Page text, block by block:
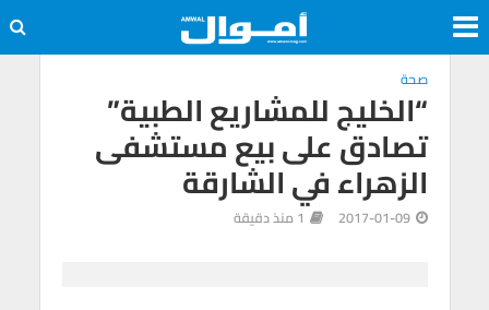
صحة
“الخليج للمشاريع الطبية”
تصادق على بيع مستشفى
الزهراء في الشارقة
2017-01-09 1 منذ دقيقة